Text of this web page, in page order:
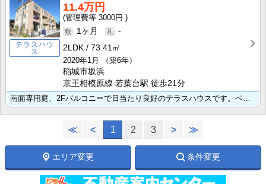
テラスハウ
ス
11.4万円
3000円
1ヶ月
-
2LDK
73.41㎡
2020年1月
（築6年）
稲城市坂浜
京王相模原線 若葉台駅 徒歩21分
南面専用庭、2Fバルコニーで日当たり良好のテラスハウスです。ペット相談可（敷金2ヶ月、退去時2ヶ月償･･･
≪ < 1 2 3 > ≫
エリア変更 条件変更